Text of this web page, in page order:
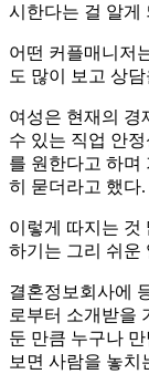
시한다는 걸 알게
어떤 커플매니저
도 많이 보고 상
여성은 현재의 경
수 있는 직업 안
를 원한다고 하며
히 묻더라고 했다.
이렇게 따지는 것
하기는 그리 쉬운
결혼정보회사에
로부터 소개받을
둔 만큼 누구나
보면 사람을 놓치